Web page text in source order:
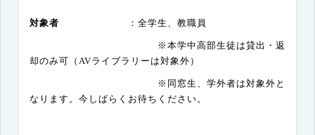
対象者 ：全学生、教職員
※本学中高部生徒は貸出・返
却のみ可（AVライブラリーは対象外）
※同窓生、学外者は対象外と
なります。今しばらくお待ちください。